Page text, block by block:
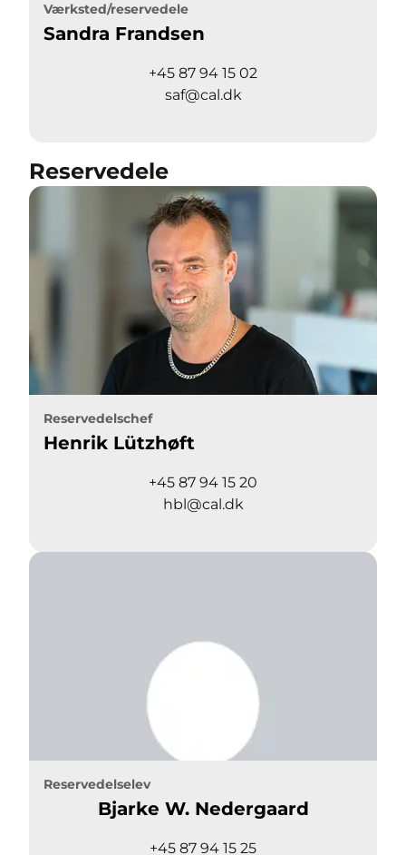
Værksted/reservedele
Sandra Frandsen
+45 87 94 15 02
saf@cal.dk
Reservedele
Reservedelschef
Henrik Lützhøft
+45 87 94 15 20
hbl@cal.dk
Reservedelselev
Bjarke W. Nedergaard
+45 87 94 15 25